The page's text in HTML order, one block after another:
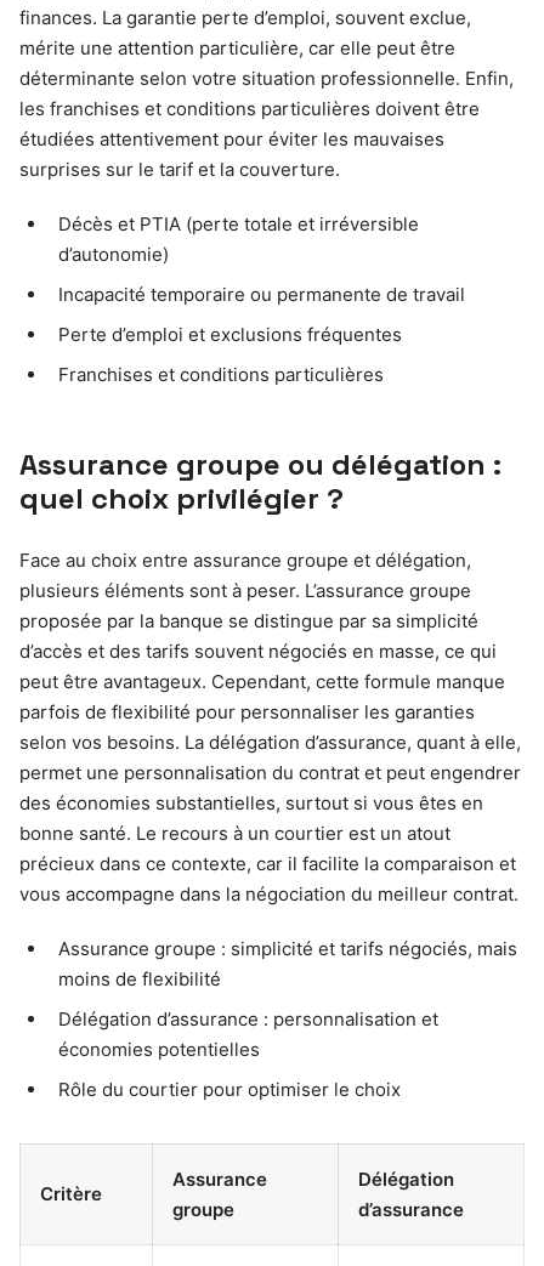
finances. La garantie perte d’emploi, souvent exclue,
mérite une attention particulière, car elle peut être
déterminante selon votre situation professionnelle. Enfin,
les franchises et conditions particulières doivent être
étudiées attentivement pour éviter les mauvaises
surprises sur le tarif et la couverture.
Décès et PTIA (perte totale et irréversible
d’autonomie)
Incapacité temporaire ou permanente de travail
Perte d’emploi et exclusions fréquentes
Franchises et conditions particulières
Assurance groupe ou délégation :
quel choix privilégier ?
Face au choix entre assurance groupe et délégation,
plusieurs éléments sont à peser. L’assurance groupe
proposée par la banque se distingue par sa simplicité
d’accès et des tarifs souvent négociés en masse, ce qui
peut être avantageux. Cependant, cette formule manque
parfois de flexibilité pour personnaliser les garanties
selon vos besoins. La délégation d’assurance, quant à elle,
permet une personnalisation du contrat et peut engendrer
des économies substantielles, surtout si vous êtes en
bonne santé. Le recours à un courtier est un atout
précieux dans ce contexte, car il facilite la comparaison et
vous accompagne dans la négociation du meilleur contrat.
Assurance groupe : simplicité et tarifs négociés, mais
moins de flexibilité
Délégation d’assurance : personnalisation et
économies potentielles
Rôle du courtier pour optimiser le choix
Critère
Assurance
groupe
Délégation
d’assurance